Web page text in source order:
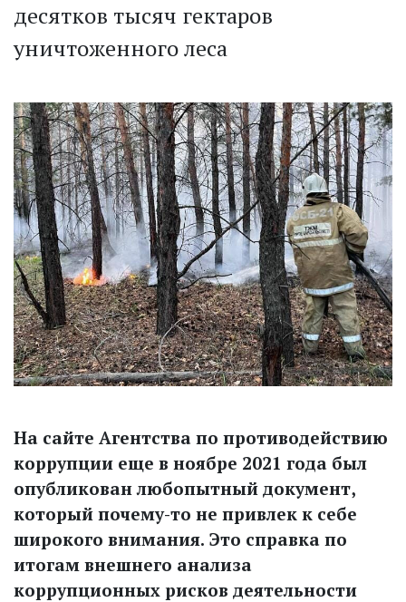
десятков тысяч гектаров
уничтоженного леса
На сайте Агентства по противодействию
коррупции еще в ноябре 2021 года был
опубликован любопытный документ,
который почему-то не привлек к себе
широкого внимания. Это справка по
итогам внешнего анализа
коррупционных рисков деятельности